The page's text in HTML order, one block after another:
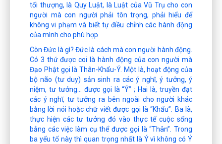
tối thượng, là Quy Luật, là Luật của Vũ Trụ cho con
người mà con người phải tôn trọng, phải hiểu để
không vi phạm và biết tự điều chỉnh các hành động
của mình cho phù hợp.
Còn Đức là gì? Đức là cách mà con người hành động.
Có 3 thứ được coi là hành động của con người mà
Đạo Phật gọi là Thân-Khẩu-Ý. Một là, hoạt động của
bộ não (tư duy) sản sinh ra các ý nghĩ, ý tưởng, ý
niệm, tư tưởng… được gọi là “Ý” ; Hai là, truyền đạt
các ý nghĩ, tư tưởng ra bên ngoài cho người khác
bằng lời nói hoặc chữ viết được gọi là “Khẩu”. Ba là,
thực hiện các tư tưởng đó vào thực tế cuộc sống
bằng các việc làm cụ thể được gọi là “Thân”. Trong
ba yếu tố này thì quan trọng nhất là Ý vì không có Ý